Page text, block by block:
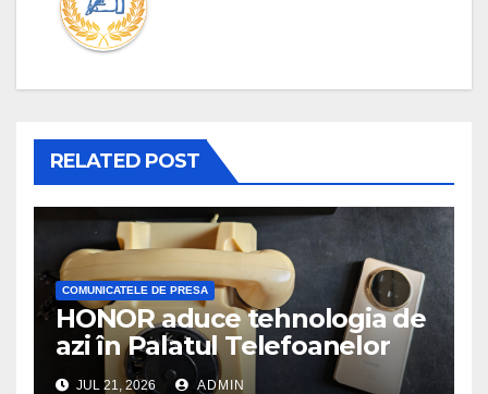
RELATED POST
COMUNICATELE DE PRESA
HONOR aduce tehnologia de
azi în Palatul Telefoanelor
JUL 21, 2026 ADMIN